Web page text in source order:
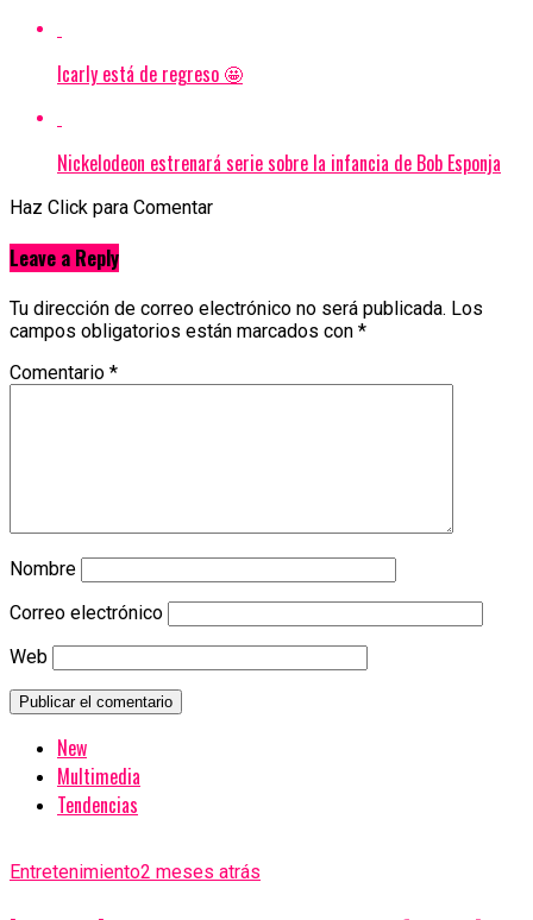
Icarly está de regreso 🤩
Nickelodeon estrenará serie sobre la infancia de Bob Esponja
Haz Click para Comentar
Leave a Reply
Tu dirección de correo electrónico no será publicada. Los
campos obligatorios están marcados con *
Comentario *
Nombre
Correo electrónico
Web
New
Multimedia
Tendencias
Entretenimiento2 meses atrás